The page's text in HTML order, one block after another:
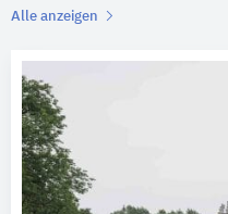
Alle anzeigen